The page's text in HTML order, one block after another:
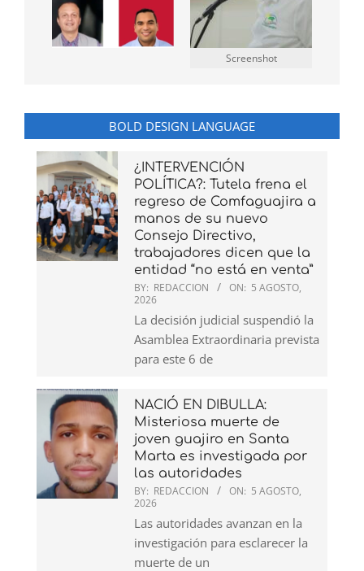
Screenshot
BOLD DESIGN LANGUAGE
¿INTERVENCIÓN
POLÍTICA?: Tutela frena el
regreso de Comfaguajira a
manos de su nuevo
Consejo Directivo,
trabajadores dicen que la
entidad “no está en venta”
BY: REDACCION ON: 5 AGOSTO,
2026
La decisión judicial suspendió la
Asamblea Extraordinaria prevista
para este 6 de
NACIÓ EN DIBULLA:
Misteriosa muerte de
joven guajiro en Santa
Marta es investigada por
las autoridades
BY: REDACCION ON: 5 AGOSTO,
2026
Las autoridades avanzan en la
investigación para esclarecer la
muerte de un